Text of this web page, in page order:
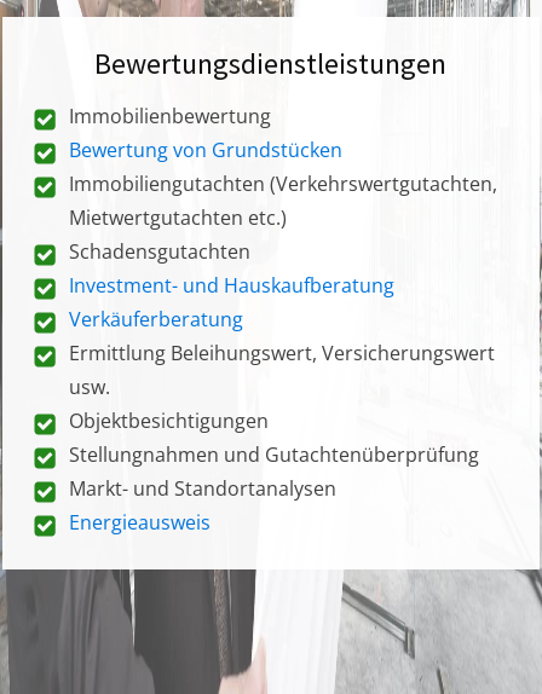
Bewertungsdienstleistungen
Immobilienbewertung
Bewertung von Grundstücken
Immobiliengutachten (Verkehrswertgutachten,
Mietwertgutachten etc.)
Schadensgutachten
Investment- und Hauskaufberatung
Verkäuferberatung
Ermittlung Beleihungswert, Versicherungswert
usw.
Objektbesichtigungen
Stellungnahmen und Gutachtenüberprüfung
Markt- und Standortanalysen
Energieausweis